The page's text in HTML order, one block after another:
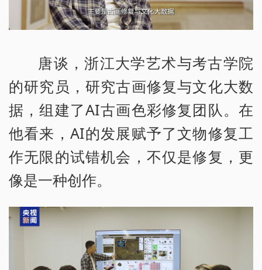
唐谈，浙江大学艺术与考古学院
的研究员，研究古画修复与文化大数
据，组建了AI古画色彩修复团队。在
他看来，AI的发展赋予了文物修复工
作无限的试错机会，不仅是修复，更
像是一种创作。